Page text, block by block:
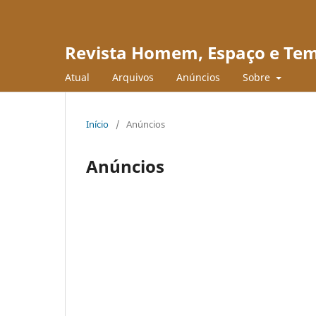
Revista Homem, Espaço e
Atual Arquivos Anúncios Sobre
Início / Anúncios
Anúncios